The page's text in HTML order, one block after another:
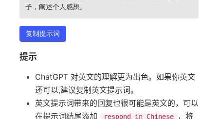
子，阐述个人感想。
复制提示词
提示
ChatGPT 对英文的理解更为出色。如果你英文
还可以,建议复制英文提示词。
英文提示词带来的回复也很可能是英文的，可以
在提示词结尾添加
respond in Chinese ，将